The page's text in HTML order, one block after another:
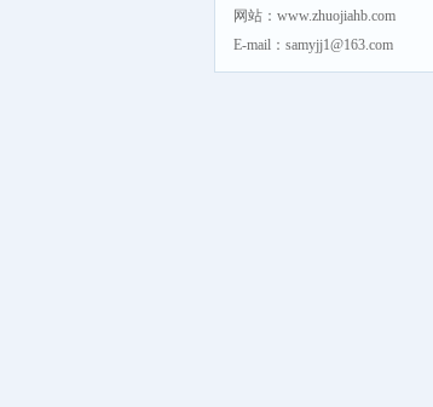
网站：www.zhuojiahb.com
E-mail：samyjj1@163.com